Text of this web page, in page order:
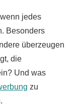
jedes
Besonders
überzeugen
die
Und was
zu